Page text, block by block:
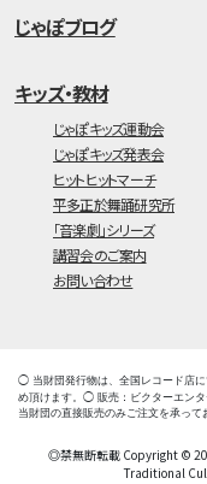
じゃぽブログ
キッズ・教材
じゃぽキッズ運動会
じゃぽキッズ発表会
ヒットヒットマーチ
平多正於舞踊研究所
「音楽劇」シリーズ
講習会のご案内
お問い合わせ
◯ 当財団発行物は、全国レコード店
め頂けます。◯ 販売：ビクターエン
当財団の直接販売のみご注文を承って
◎禁無断転載 Copyright ©
Traditional